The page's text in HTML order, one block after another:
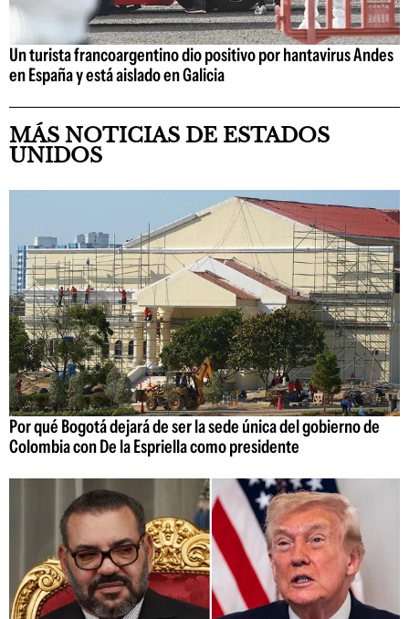
Un turista francoargentino dio positivo por hantavirus Andes
en España y está aislado en Galicia
MÁS NOTICIAS DE ESTADOS
UNIDOS
Por qué Bogotá dejará de ser la sede única del gobierno de
Colombia con De la Espriella como presidente